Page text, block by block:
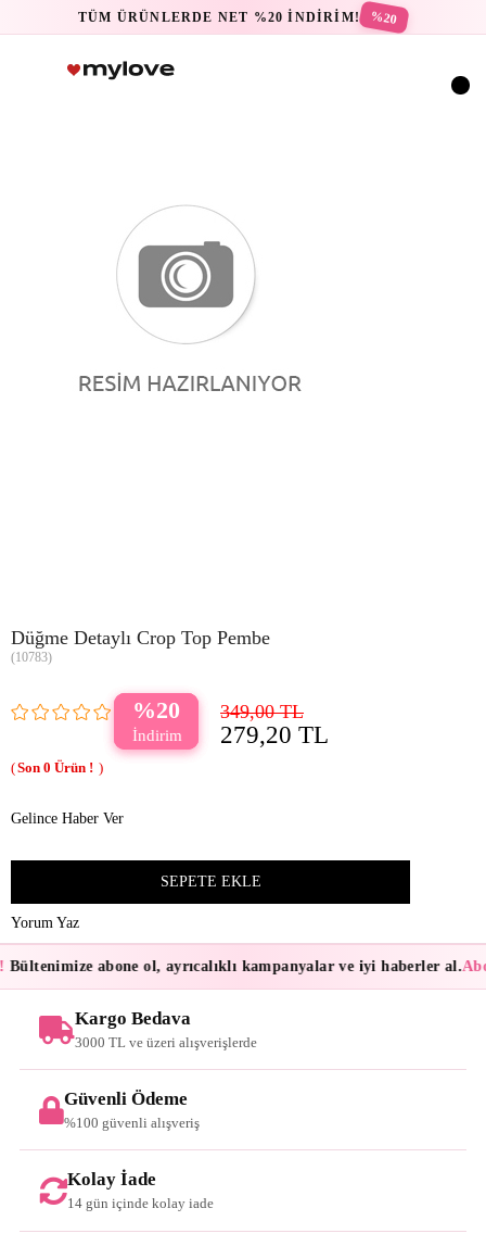
TÜM ÜRÜNLERDE NET %20 İNDİRİM! %20
Düğme Detaylı Crop Top Pembe
(10783)
20 349,00 TL
279,20 TL
0
Gelince Haber Ver
Yorum Yaz
Bültenimize abone ol, ayrıcalıklı kampanyalar ve iyi haberler al.
Kargo Bedava
3000 TL ve üzeri alışverişlerde
Güvenli Ödeme
%100 güvenli alışveriş
Kolay İade
14 gün içinde kolay iade